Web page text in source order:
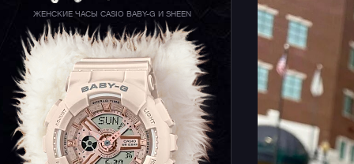
ЖЕНСКИЕ ЧАСЫ CASIO BABY-G И SHEEN